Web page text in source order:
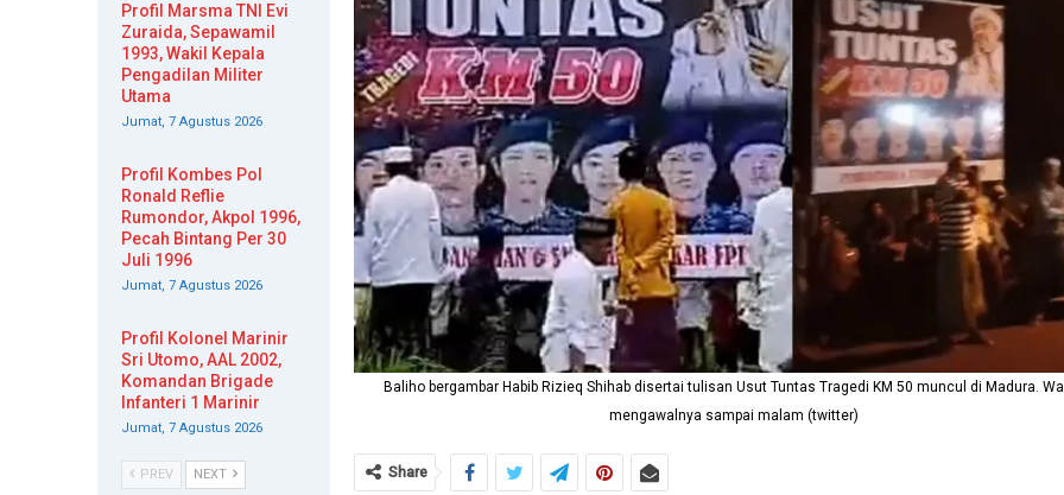
Baliho bergambar Habib Rizieq Shihab disertai tulisan Usut Tuntas Tragedi KM 50 muncul di Madura.
mengawalnya sampai malam (twitter)
Share
Profil Marsma TNI Evi
Zuraida, Sepawamil
1993, Wakil Kepala
Pengadilan Militer
Utama
Jumat, 7 Agustus 2026
Profil Kombes Pol
Ronald Reflie
Rumondor, Akpol 1996,
Pecah Bintang Per 30
Juli 1996
Jumat, 7 Agustus 2026
Profil Kolonel Marinir
Sri Utomo, AAL 2002,
Komandan Brigade
Infanteri 1 Marinir
Jumat, 7 Agustus 2026
PREV NEXT